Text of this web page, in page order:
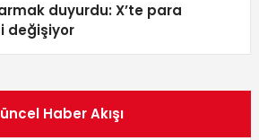
duyurdu: X’te para
değişiyor
Haber Akışı